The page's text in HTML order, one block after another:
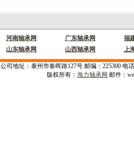
河南轴承网 广东轴承网 福
山东轴承网 山西轴承网 上
公司地址：泰州市春晖路127号 邮编：225300 电
版权所有： 海力轴承网 邮件：